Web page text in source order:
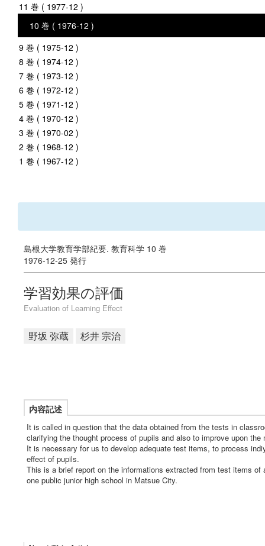
11 巻 ( 1977-12 )
10 巻 ( 1976-12 )
9 巻 ( 1975-12 )
8 巻 ( 1974-12 )
7 巻 ( 1973-12 )
6 巻 ( 1972-12 )
5 巻 ( 1971-12 )
4 巻 ( 1970-12 )
3 巻 ( 1970-02 )
2 巻 ( 1968-12 )
1 巻 ( 1967-12 )
島根大学教育学部紀要. 教育科学 10 巻
1976-12-25 発行
学習効果の評価
Evaluation of Learning Effect
野坂 弥蔵 杉井 宗治
内容記述
It is called in question that the data obtained from the tests in
clarifying the thought process of pupils and also to improve upon the
It is necessary for us to develop adequate test items, to process
effect of pupils.
This is a brief report on the informations extracted from test items
one public junior high school in Matsue City.